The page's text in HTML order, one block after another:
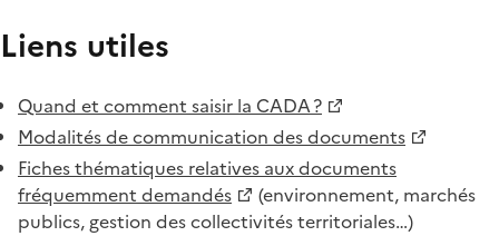
Liens utiles
Quand et comment saisir la CADA ?
Modalités de communication des documents
Fiches thématiques relatives aux documents
fréquemment demandés
(environnement, marchés
publics, gestion des collectivités territoriales…)